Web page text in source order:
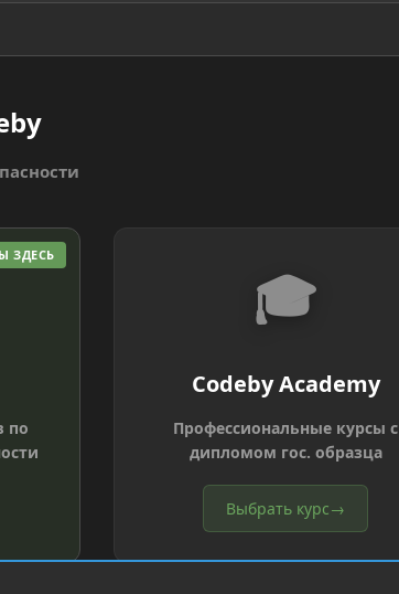
ЗДЕСЬ
по
🎓
Codeby Academy
Профессиональные курсы с
дипломом гос. образца
Выбрать курс→